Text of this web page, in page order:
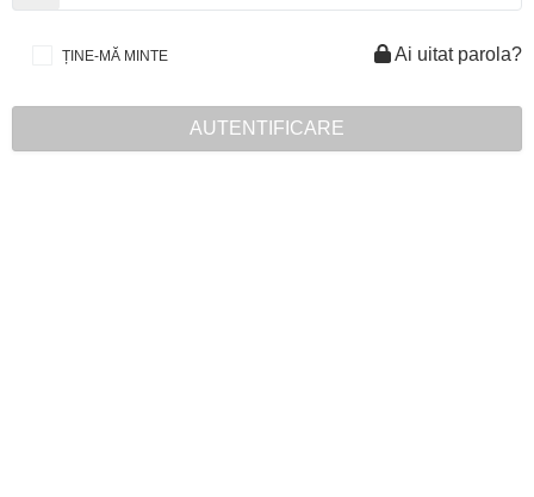
ȚINE-MĂ MINTE Ai uitat parola?
AUTENTIFICARE